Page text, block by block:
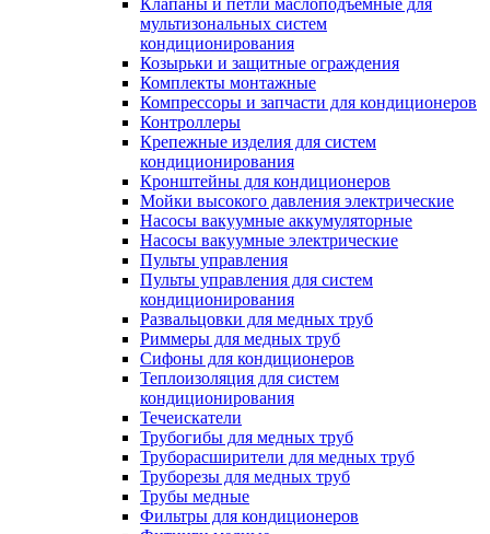
Клапаны и петли маслоподъемные для
мультизональных систем
кондиционирования
Козырьки и защитные ограждения
Комплекты монтажные
Компрессоры и запчасти для кондиционеров
Контроллеры
Крепежные изделия для систем
кондиционирования
Кронштейны для кондиционеров
Мойки высокого давления электрические
Насосы вакуумные аккумуляторные
Насосы вакуумные электрические
Пульты управления
Пульты управления для систем
кондиционирования
Развальцовки для медных труб
Риммеры для медных труб
Сифоны для кондиционеров
Теплоизоляция для систем
кондиционирования
Течеискатели
Трубогибы для медных труб
Труборасширители для медных труб
Труборезы для медных труб
Трубы медные
Фильтры для кондиционеров